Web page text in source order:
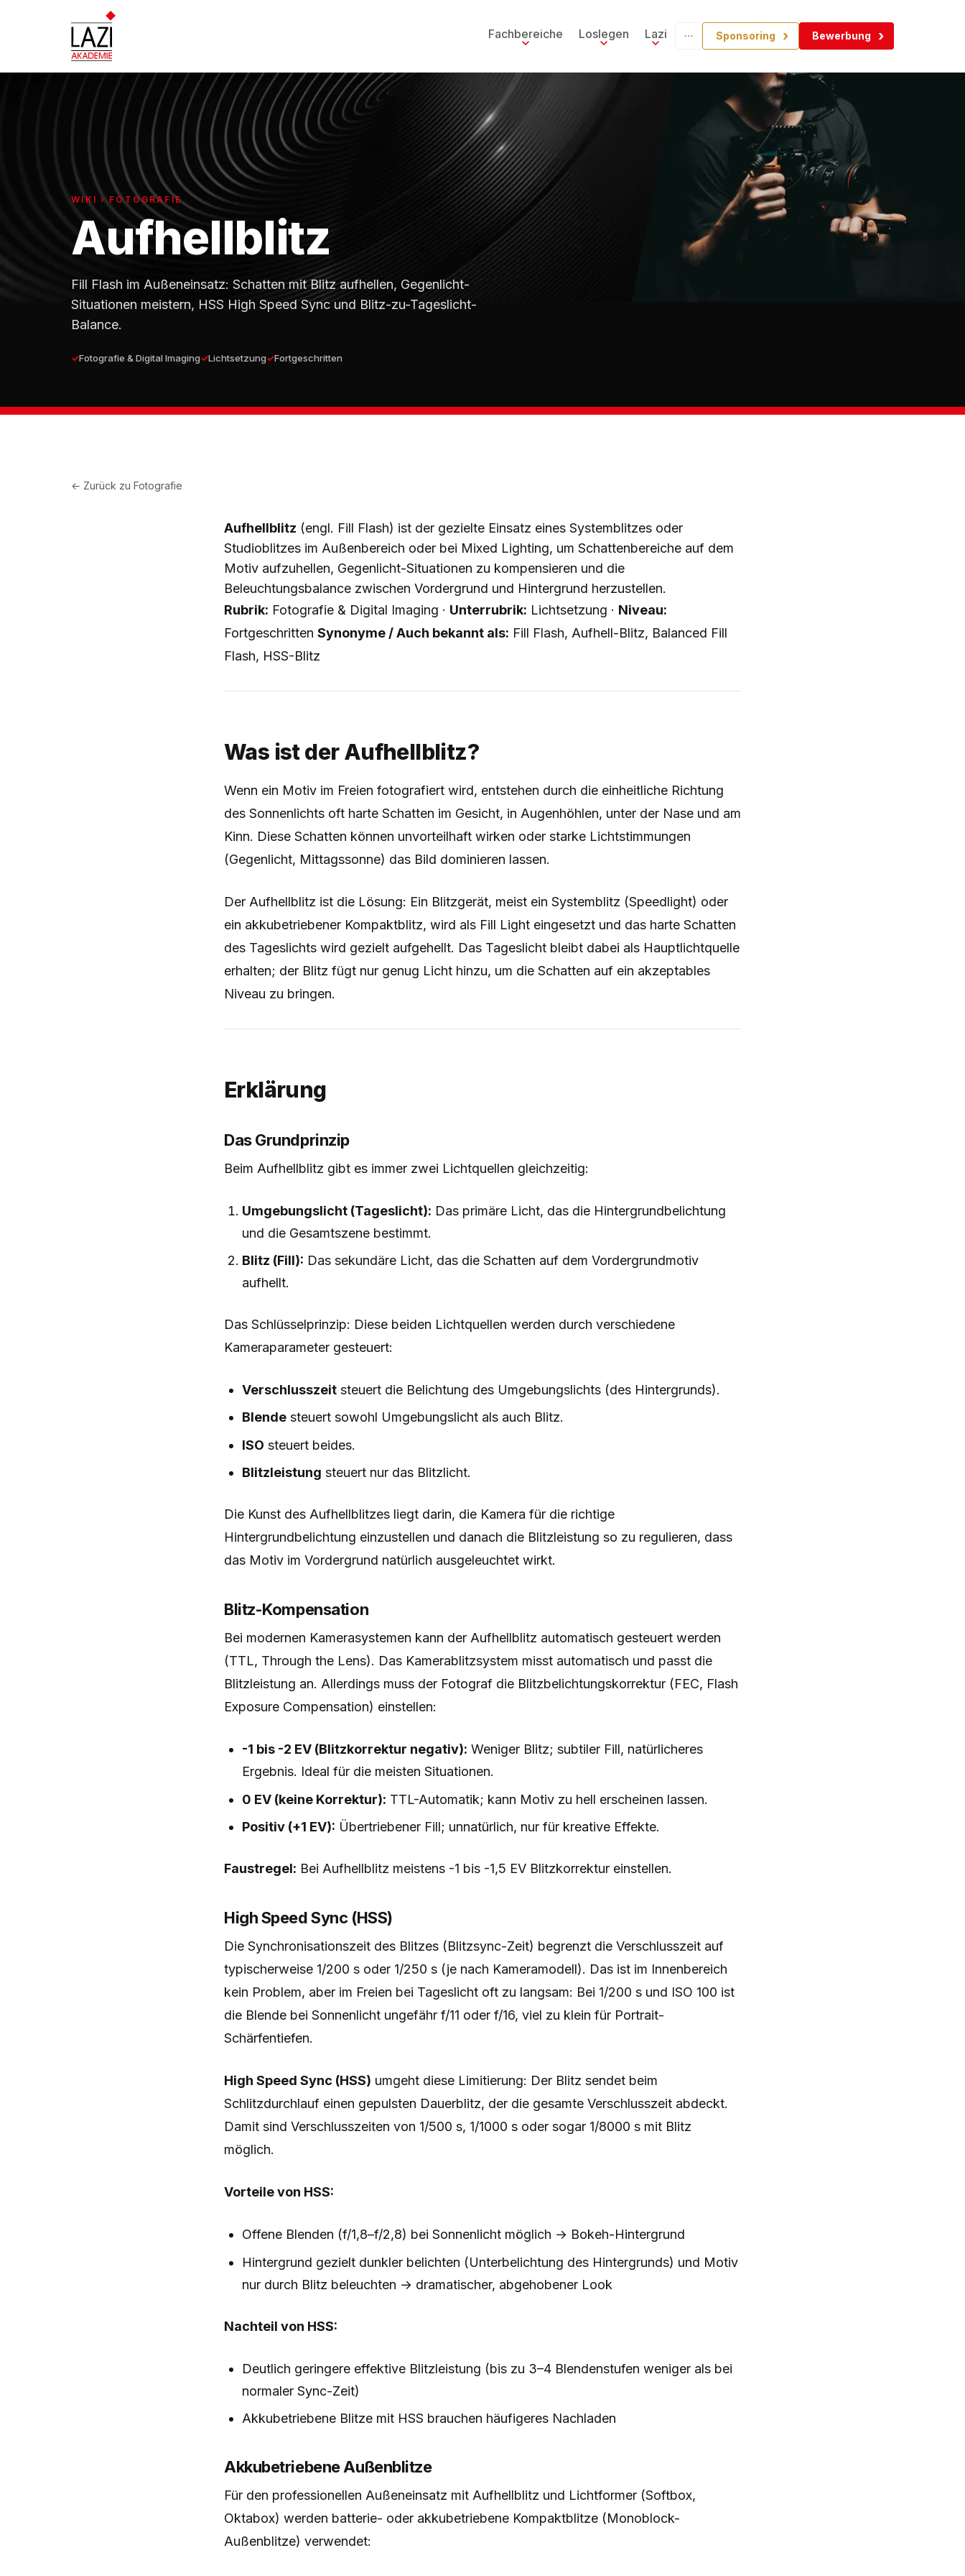
Fachbereiche Loslegen Lazi Sponsoring Bewerbung
WIKI › FOTOGRAFIE
Aufhellblitz
Fill Flash im Außeneinsatz: Schatten mit Blitz aufhellen, Gegenlicht-
Situationen meistern, HSS High Speed Sync und Blitz-zu-Tageslicht-
Balance.
Fotografie & Digital Imaging Lichtsetzung Fortgeschritten
← Zurück zuFotografie
Aufhellblitz (engl. Fill Flash) ist der gezielte Einsatz eines Systemblitzes oder
Studioblitzes im Außenbereich oder bei Mixed Lighting, um Schattenbereiche auf dem
Motiv aufzuhellen, Gegenlicht-Situationen zu kompensieren und die
Beleuchtungsbalance zwischen Vordergrund und Hintergrund herzustellen.
Rubrik: Fotografie & Digital Imaging · Unterrubrik: Lichtsetzung · Niveau:
Fortgeschritten Synonyme / Auch bekannt als: Fill Flash, Aufhell-Blitz, Balanced Fill
Flash, HSS-Blitz
Was ist der Aufhellblitz?
Wenn ein Motiv im Freien fotografiert wird, entstehen durch die einheitliche Richtung
des Sonnenlichts oft harte Schatten im Gesicht, in Augenhöhlen, unter der Nase und am
Kinn. Diese Schatten können unvorteilhaft wirken oder starke Lichtstimmungen
(Gegenlicht, Mittagssonne) das Bild dominieren lassen.
Der Aufhellblitz ist die Lösung: Ein Blitzgerät, meist ein Systemblitz (Speedlight) oder
ein akkubetriebener Kompaktblitz, wird als Fill Light eingesetzt und das harte Schatten
des Tageslichts wird gezielt aufgehellt. Das Tageslicht bleibt dabei als Hauptlichtquelle
erhalten; der Blitz fügt nur genug Licht hinzu, um die Schatten auf ein akzeptables
Niveau zu bringen.
Erklärung
Das Grundprinzip
Beim Aufhellblitz gibt es immer zwei Lichtquellen gleichzeitig:
Umgebungslicht (Tageslicht): Das primäre Licht, das die Hintergrundbelichtung
und die Gesamtszene bestimmt.
Blitz (Fill): Das sekundäre Licht, das die Schatten auf dem Vordergrundmotiv
aufhellt.
Das Schlüsselprinzip: Diese beiden Lichtquellen werden durch verschiedene
Kameraparameter gesteuert:
Verschlusszeit steuert die Belichtung des Umgebungslichts (des Hintergrunds).
Blende steuert sowohl Umgebungslicht als auch Blitz.
ISO steuert beides.
Blitzleistung steuert nur das Blitzlicht.
Die Kunst des Aufhellblitzes liegt darin, die Kamera für die richtige
Hintergrundbelichtung einzustellen und danach die Blitzleistung so zu regulieren, dass
das Motiv im Vordergrund natürlich ausgeleuchtet wirkt.
Blitz-Kompensation
Bei modernen Kamerasystemen kann der Aufhellblitz automatisch gesteuert werden
(TTL, Through the Lens). Das Kamerablitzsystem misst automatisch und passt die
Blitzleistung an. Allerdings muss der Fotograf die Blitzbelichtungskorrektur (FEC, Flash
Exposure Compensation) einstellen:
-1 bis -2 EV (Blitzkorrektur negativ): Weniger Blitz; subtiler Fill, natürlicheres
Ergebnis. Ideal für die meisten Situationen.
0 EV (keine Korrektur): TTL-Automatik; kann Motiv zu hell erscheinen lassen.
Positiv (+1 EV): Übertriebener Fill; unnatürlich, nur für kreative Effekte.
Faustregel: Bei Aufhellblitz meistens -1 bis -1,5 EV Blitzkorrektur einstellen.
High Speed Sync (HSS)
Die Synchronisationszeit des Blitzes (Blitzsync-Zeit) begrenzt die Verschlusszeit auf
typischerweise 1/200 s oder 1/250 s (je nach Kameramodell). Das ist im Innenbereich
kein Problem, aber im Freien bei Tageslicht oft zu langsam: Bei 1/200 s und ISO 100 ist
die Blende bei Sonnenlicht ungefähr f/11 oder f/16, viel zu klein für Portrait-
Schärfentiefen.
High Speed Sync (HSS) umgeht diese Limitierung: Der Blitz sendet beim
Schlitzdurchlauf einen gepulsten Dauerblitz, der die gesamte Verschlusszeit abdeckt.
Damit sind Verschlusszeiten von 1/500 s, 1/1000 s oder sogar 1/8000 s mit Blitz
möglich.
Vorteile von HSS:
Offene Blenden (f/1,8–f/2,8) bei Sonnenlicht möglich → Bokeh-Hintergrund
Hintergrund gezielt dunkler belichten (Unterbelichtung des Hintergrunds) und Motiv
nur durch Blitz beleuchten → dramatischer, abgehobener Look
Nachteil von HSS:
Deutlich geringere effektive Blitzleistung (bis zu 3–4 Blendenstufen weniger als bei
normaler Sync-Zeit)
Akkubetriebene Blitze mit HSS brauchen häufigeres Nachladen
Akkubetriebene Außenblitze
Für den professionellen Außeneinsatz mit Aufhellblitz und Lichtformer (Softbox,
Oktabox) werden batterie- oder akkubetriebene Kompaktblitze (Monoblock-
Außenblitze) verwendet: